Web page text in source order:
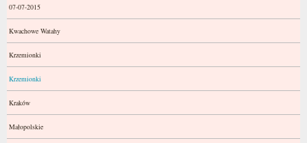
07-07-2015
Kwachowe Watahy
Krzemionki
Krzemionki
Kraków
Małopolskie